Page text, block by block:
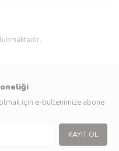
için e-bültenimize abone
KAYIT OL